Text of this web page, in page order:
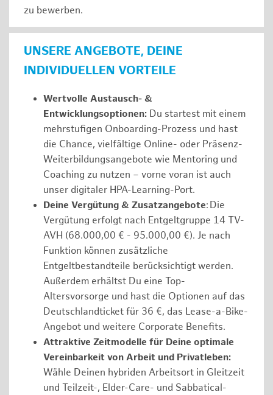
zu bewerben.
UNSERE ANGEBOTE, DEINE
INDIVIDUELLEN VORTEILE
Wertvolle Austausch- &
Entwicklungsoptionen: Du startest mit einem
mehrstufigen Onboarding-Prozess und hast
die Chance, vielfältige Online- oder Präsenz-
Weiterbildungsangebote wie Mentoring und
Coaching zu nutzen – vorne voran ist auch
unser digitaler HPA-Learning-Port.
Deine Vergütung & Zusatzangebote: Die
Vergütung erfolgt nach Entgeltgruppe 14 TV-
AVH (68.000,00 € - 95.000,00 €). Je nach
Funktion können zusätzliche
Entgeltbestandteile berücksichtigt werden.
Außerdem erhältst Du eine Top-
Altersvorsorge und hast die Optionen auf das
Deutschlandticket für 36 €, das Lease-a-Bike-
Angebot und weitere Corporate Benefits.
Attraktive Zeitmodelle für Deine optimale
Vereinbarkeit von Arbeit und Privatleben:
Wähle Deinen hybriden Arbeitsort in Gleitzeit
und Teilzeit-, Elder-Care- und Sabbatical-